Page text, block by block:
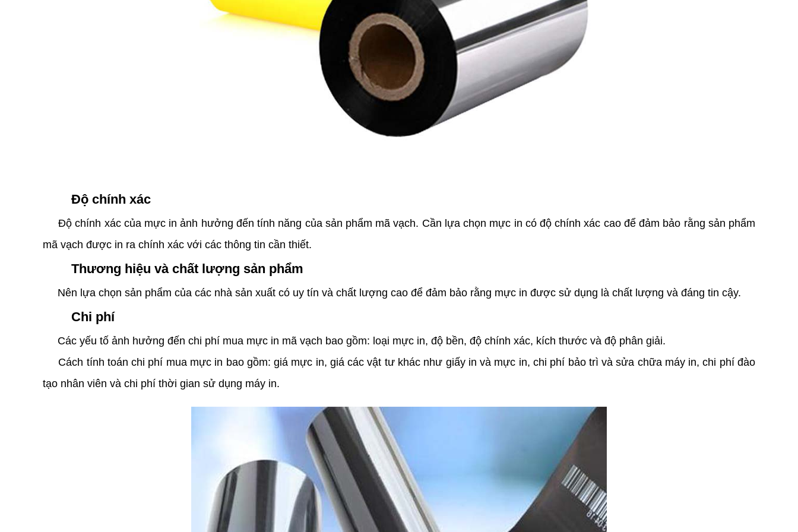
Độ chính xác
Độ chính xác của mực in ảnh hưởng đến tính năng của sản phẩm mã vạch. Cần lựa chọn mực in có độ chính xác cao để đảm bảo rằng sản phẩm
mã vạch được in ra chính xác với các thông tin cần thiết.
Thương hiệu và chất lượng sản phẩm
Nên lựa chọn sản phẩm của các nhà sản xuất có uy tín và chất lượng cao để đảm bảo rằng mực in được sử dụng là chất lượng và đáng tin cậy.
Chi phí
Các yếu tố ảnh hưởng đến chi phí mua mực in mã vạch bao gồm: loại mực in, độ bền, độ chính xác, kích thước và độ phân giải.
Cách tính toán chi phí mua mực in bao gồm: giá mực in, giá các vật tư khác như giấy in và mực in, chi phí bảo trì và sửa chữa máy in, chi phí đào
tạo nhân viên và chi phí thời gian sử dụng máy in.